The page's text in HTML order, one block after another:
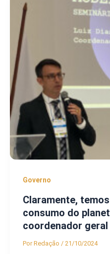
Governo
Claramente,
consumo do
coordenador geral
PorRedação / 21/10/2024